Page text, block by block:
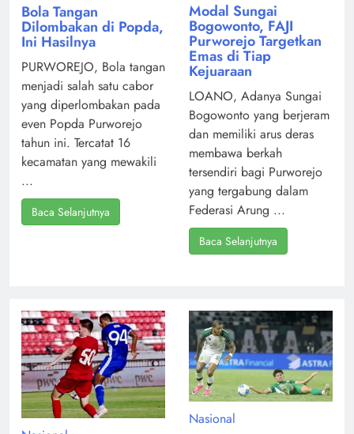
Bola Tangan
Dilombakan di Popda,
Ini Hasilnya
PURWOREJO, Bola tangan
menjadi salah satu cabor
yang diperlombakan pada
even Popda Purworejo
tahun ini. Tercatat 16
kecamatan yang mewakili
...
Baca Selanjutnya
Modal Sungai
Bogowonto, FAJI
Purworejo Targetkan
Emas di Tiap
Kejuaraan
LOANO, Adanya Sungai
Bogowonto yang berjeram
dan memiliki arus deras
membawa berkah
tersendiri bagi Purworejo
yang tergabung dalam
Federasi Arung ...
Baca Selanjutnya
Nasional